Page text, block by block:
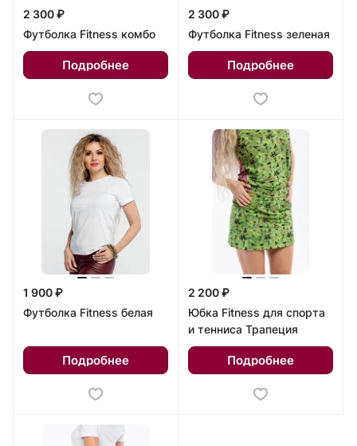
2 300 ₽
Футболка Fitness комбо
Подробнее
2 300 ₽
Футболка Fitness зеленая
Подробнее
1 900 ₽
Футболка Fitness белая
Подробнее
2 200 ₽
Юбка Fitness для спорта
и тенниса Трапеция
Подробнее